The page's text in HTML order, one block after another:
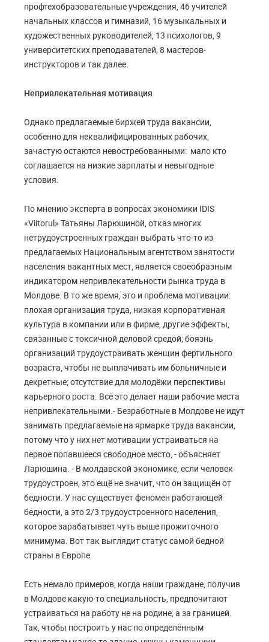
профтехобразовательные учреждения, 46 учителей
начальных классов и гимназий, 16 музыкальных и
художественных руководителей, 13 психологов, 9
университетских преподавателей, 8 мастеров-
инструкторов и так далее.
Непривлекательная мотивация
Однако предлагаемые биржей труда вакансии,
особенно для неквалифицированных рабочих,
зачастую остаются невостребованными: мало кто
соглашается на низкие зарплаты и невыгодные
условия.
По мнению эксперта в вопросах экономики IDIS
«Viitorul» Татьяны Ларюшиной, отказ многих
нетрудоустроенных граждан выбрать что-то из
предлагаемых Национальным агентством занятости
населения вакантных мест, является своеобразным
индикатором непривлекательности рынка труда в
Молдове. В то же время, это и проблема мотивации:
плохая организация труда, низкая корпоративная
культура в компании или в фирме, другие эффекты,
связанные с токсичной деловой средой; боязнь
организаций трудоустраивать женщин фертильного
возраста, чтобы не выплачивать им больничные и
декретные; отсутствие для молодёжи перспективы
карьерного роста. Всё это делает наши рабочие места
непривлекательными.- Безработные в Молдове не идут
занимать предлагаемые на ярмарке труда вакансии,
потому что у них нет мотивации устраиваться на
первое попавшееся свободное место, - объясняет
Ларюшина. - В молдавской экономике, если человек
трудоустроен, это ещё не значит, что он защищён от
бедности. У нас существует феномен работающей
бедности, а это 2/3 трудоустроенного населения,
которое зарабатывает чуть выше прожиточного
минимума. Вот так выглядит статус самой бедной
страны в Европе.
Есть немало примеров, когда наши граждане, получив
в Молдове какую-то специальность, предпочитают
устраиваться на работу не на родине, а за границей.
Так, чтобы построить у нас по определённым